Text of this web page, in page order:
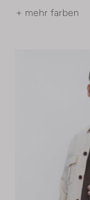
+ mehr farben